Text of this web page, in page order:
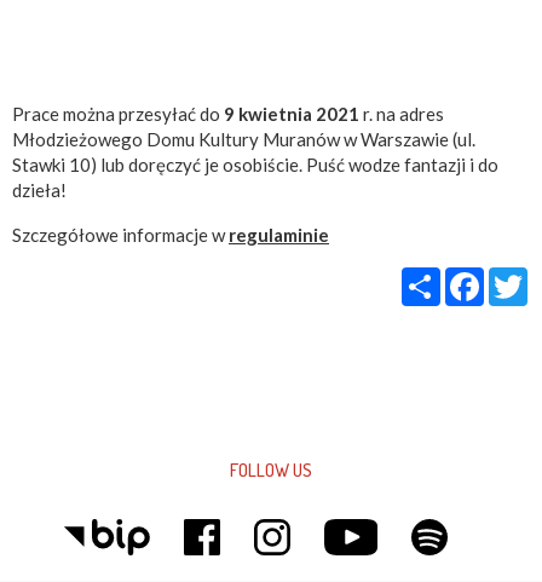
Prace można przesyłać do 9 kwietnia 2021 r. na adres
Młodzieżowego Domu Kultury Muranów w Warszawie (ul.
Stawki 10) lub doręczyć je osobiście. Puść wodze fantazji i do
dzieła!
Szczegółowe informacje wregulaminie
Share
FOLLOW US